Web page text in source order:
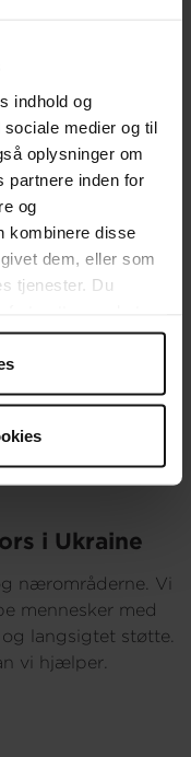
indhold og
medier og til
oplysninger om
partnere inden for
og
kombinere disse
dem, eller som
tjenester. Du
i Ukraine
nærområderne. Vi
mennesker med
langsigtet støtte.
vi hjælper.